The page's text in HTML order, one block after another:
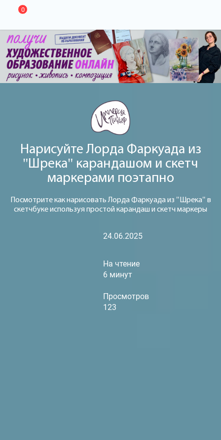
0
Нарисуйте Лорда Фаркуада из
"Шрека" карандашом и скетч
маркерами поэтапно
Посмотрите как нарисовать Лорда Фаркуада из "Шрека" в
скетчбуке используя простой карандаш и скетч маркеры
24.06.2025
На чтение
6 минут
Просмотров
123